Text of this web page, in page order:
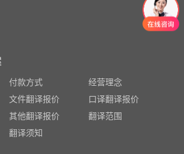
付款方式
经营理念
文件翻译报价
口译翻译报价
其他翻译报价
翻译范围
翻译须知